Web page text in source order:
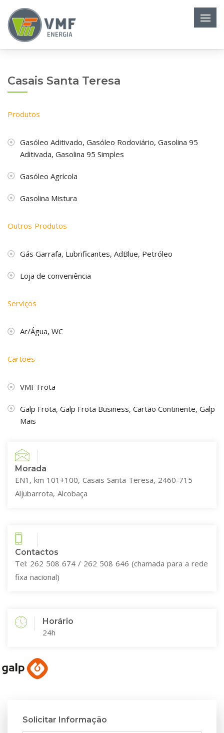
Casais Santa Teresa
Produtos
Gasóleo Aditivado, Gasóleo Rodoviário, Gasolina 95
Aditivada, Gasolina 95 Simples
Gasóleo Agrícola
Gasolina Mistura
Outros Produtos
Gás Garrafa, Lubrificantes, AdBlue, Petróleo
Loja de conveniência
Serviços
Ar/Água, WC
Cartões
VMF Frota
Galp Frota, Galp Frota Business, Cartão Continente, Galp
Mais
Morada
EN1, km 101+100, Casais Santa Teresa, 2460-715
Aljubarrota, Alcobaça
Contactos
Tel: 262 508 674 / 262 508 646 (chamada para a rede
fixa nacional)
Horário
24h
Solicitar Informação